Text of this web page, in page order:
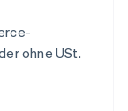
ohne USt.